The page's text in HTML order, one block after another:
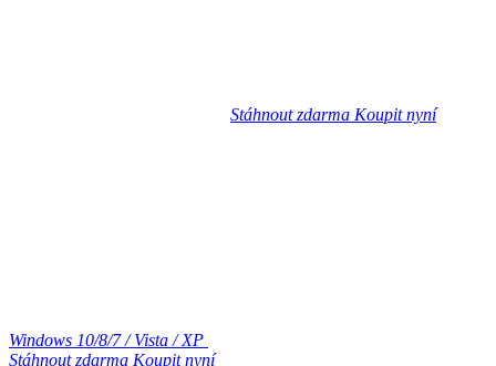
Stáhnout zdarma Koupit nyní
Windows 10/8/7 / Vista / XP
Stáhnout zdarma Koupit nyní